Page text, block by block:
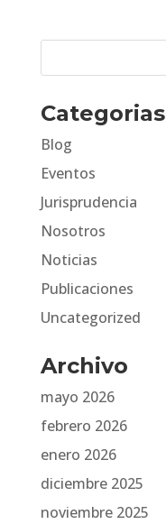
Categorias
Blog
Eventos
Jurisprudencia
Nosotros
Noticias
Publicaciones
Uncategorized
Archivo
mayo 2026
febrero 2026
enero 2026
diciembre 2025
noviembre 2025